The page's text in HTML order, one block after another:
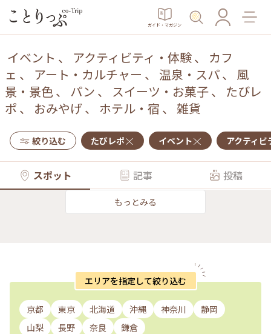
ガイド・マガジン
イベント 、 アクティビティ・体験、 カフ
ェ 、 アート・カルチャー 、 温泉・スパ、 風
景・景色、 パン 、 スイーツ・お菓子、 たびレ
ポ 、 おみやげ 、 ホテル・宿 、 雑貨
絞り込む たびレポ イベント アクティビ
スポット 記事 投稿
もっとみる
エリアを指定して絞り込む
京都 東京 北海道 沖縄 神奈川
静岡
山梨
長野 奈良 鎌倉